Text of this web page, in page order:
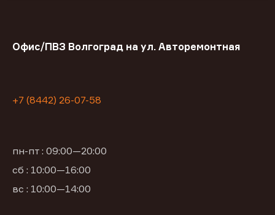
Офис/ПВЗ Волгоград на ул. Авторемонтная
+7 (8442) 26-07-58
пн-пт : 09:00—20:00
сб : 10:00—16:00
вс : 10:00—14:00